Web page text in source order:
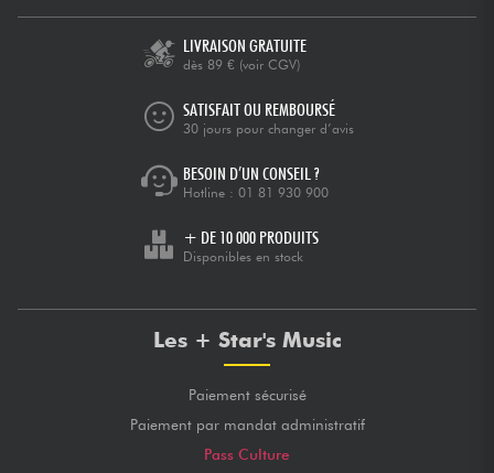
LIVRAISON GRATUITE
dès 89 € (voir CGV)
SATISFAIT OU REMBOURSÉ
30 jours pour changer d’avis
BESOIN D’UN CONSEIL ?
Hotline : 01 81 930 900
+ DE 10 000 PRODUITS
Disponibles en stock
Les + Star's Music
Paiement sécurisé
Paiement par mandat administratif
Pass Culture